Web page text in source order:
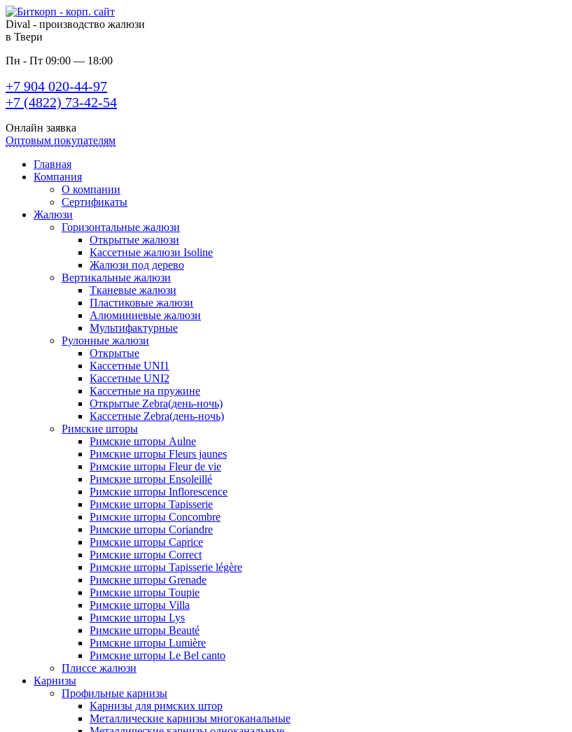
Dival - производство жалюзи
в Твери
Пн - Пт 09:00 — 18:00
+7 904 020-44-97
+7 (4822) 73-42-54
Онлайн заявка
Оптовым покупателям
Главная
Компания
О компании
Сертификаты
Жалюзи
Горизонтальные жалюзи
Открытые жалюзи
Кассетные жалюзи Isoline
Жалюзи под дерево
Вертикальные жалюзи
Тканевые жалюзи
Пластиковые жалюзи
Алюминиевые жалюзи
Мультифактурные
Рулонные жалюзи
Открытые
Кассетные UNI1
Кассетные UNI2
Кассетные на пружине
Открытые Zebra(день-ночь)
Кассетные Zebra(день-ночь)
Римские шторы
Римские шторы Aulne
Римские шторы Fleurs jaunes
Римские шторы Fleur de vie
Римские шторы Ensoleillé
Римские шторы Inflorescence
Римские шторы Tapisserie
Римские шторы Concombre
Римские шторы Coriandre
Римские шторы Caprice
Римские шторы Correct
Римские шторы Tapisserie légère
Римские шторы Grenade
Римские шторы Toupie
Римские шторы Villa
Римские шторы Lys
Римские шторы Beauté
Римские шторы Lumière
Римские шторы Le Bel canto
Плиссе жалюзи
Карнизы
Профильные карнизы
Карнизы для римских штор
Металлические карнизы многоканальные